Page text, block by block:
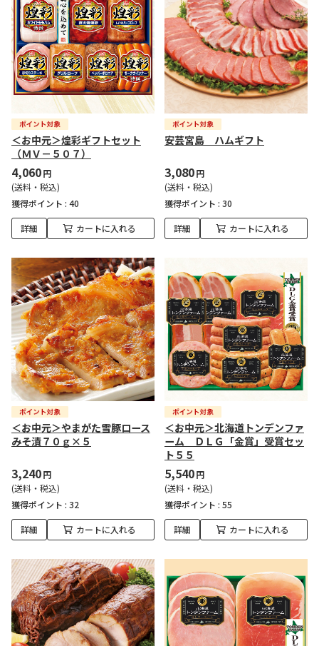
＜お中元＞煌彩ギフトセット
（ＭＶ－５０７）
4,060円
(送料・税込)
獲得ポイント : 40
詳細 カートに入れる
安芸宮島 ハムギフト
3,080円
(送料・税込)
獲得ポイント : 30
詳細 カートに入れる
＜お中元＞やまがた雪豚ロース
みそ漬７０ｇ×５
3,240円
(送料・税込)
獲得ポイント : 32
詳細 カートに入れる
＜お中元＞北海道トンデンファ
ーム ＤＬＧ「金賞」受賞セッ
ト５５
5,540円
(送料・税込)
獲得ポイント : 55
詳細 カートに入れる